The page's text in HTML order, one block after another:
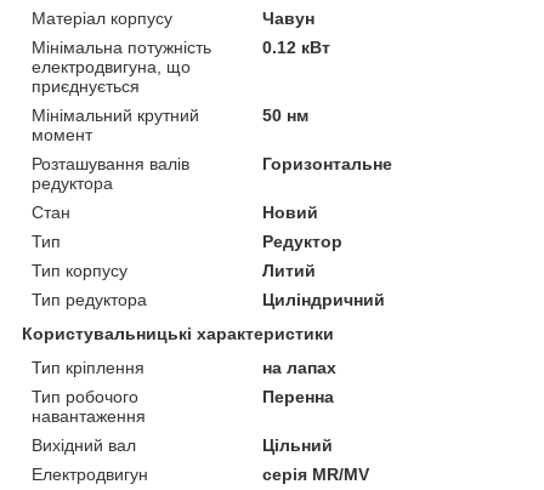
Матеріал корпусу
Чавун
Мінімальна потужність
електродвигуна, що
приєднується
0.12 кВт
Мінімальний крутний
момент
50 нм
Розташування валів
редуктора
Горизонтальне
Стан
Новий
Тип
Редуктор
Тип корпусу
Литий
Тип редуктора
Циліндричний
Користувальницькі характеристики
Тип кріплення
на лапах
Тип робочого
навантаження
Перенна
Вихідний вал
Цільний
Електродвигун
серія MR/MV